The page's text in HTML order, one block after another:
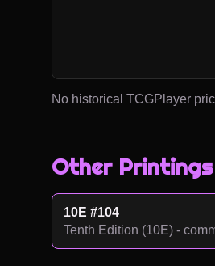
No historical TCGPlayer
Other Printings
10E #104
Tenth Edition (10E) -